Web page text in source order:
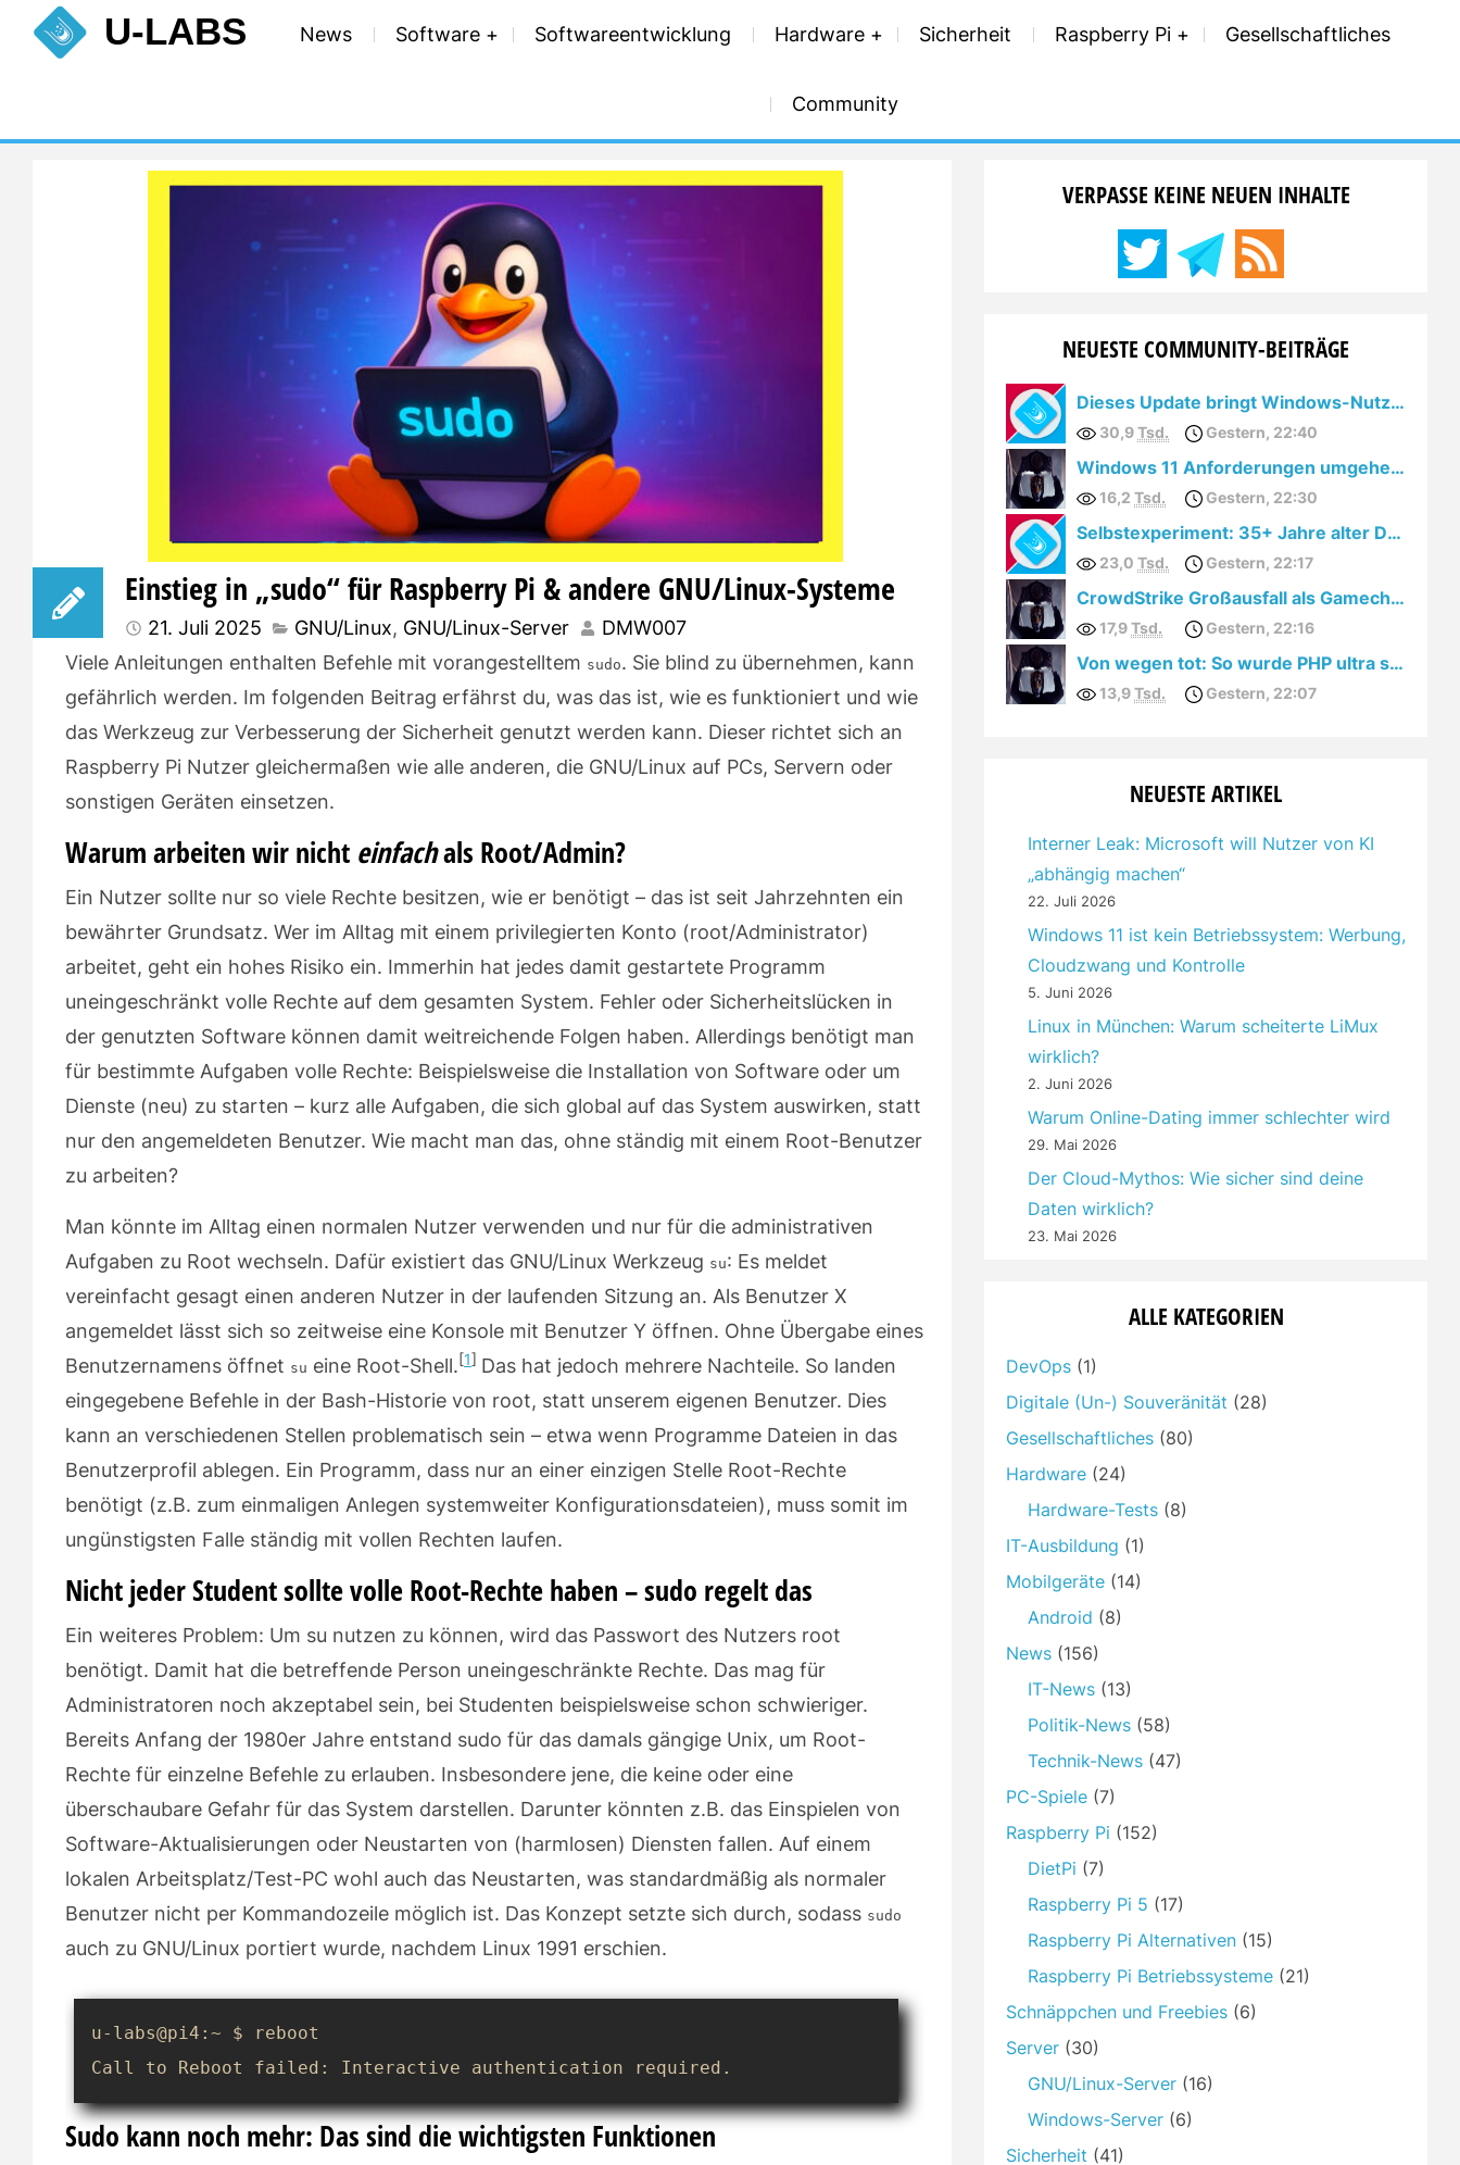
U-LABS News Software Softwareentwicklung Hardware Sicherheit Raspberry Pi Gesellschaftliches
Community
Einstieg in „sudo“ für Raspberry Pi & andere GNU/Linux-Systeme
21. Juli 2025 GNU/Linux, GNU/Linux-Server
DMW007
Viele Anleitungen enthalten Befehle mit vorangestelltem sudo. Sie blind zu übernehmen, kann
gefährlich werden. Im folgenden Beitrag erfährst du, was das ist, wie es funktioniert und wie
das Werkzeug zur Verbesserung der Sicherheit genutzt werden kann. Dieser richtet sich an
Raspberry Pi Nutzer gleichermaßen wie alle anderen, die GNU/Linux auf PCs, Servern oder
sonstigen Geräten einsetzen.
Warum arbeiten wir nicht einfachals Root/Admin?
Ein Nutzer sollte nur so viele Rechte besitzen, wie er benötigt – das ist seit Jahrzehnten ein
bewährter Grundsatz. Wer im Alltag mit einem privilegierten Konto (root/Administrator)
arbeitet, geht ein hohes Risiko ein. Immerhin hat jedes damit gestartete Programm
uneingeschränkt volle Rechte auf dem gesamten System. Fehler oder Sicherheitslücken in
der genutzten Software können damit weitreichende Folgen haben. Allerdings benötigt man
für bestimmte Aufgaben volle Rechte: Beispielsweise die Installation von Software oder um
Dienste (neu) zu starten – kurz alle Aufgaben, die sich global auf das System auswirken, statt
nur den angemeldeten Benutzer. Wie macht man das, ohne ständig mit einem Root-Benutzer
zu arbeiten?
Man könnte im Alltag einen normalen Nutzer verwenden und nur für die administrativen
Aufgaben zu Root wechseln. Dafür existiert das GNU/Linux Werkzeug su: Es meldet
vereinfacht gesagt einen anderen Nutzer in der laufenden Sitzung an. Als Benutzer X
angemeldet lässt sich so zeitweise eine Konsole mit Benutzer Y öffnen. Ohne Übergabe eines
Benutzernamens öffnet su eine Root-Shell. 1
Das hat jedoch mehrere Nachteile. So landen
eingegebene Befehle in der Bash-Historie von root, statt unserem eigenen Benutzer. Dies
kann an verschiedenen Stellen problematisch sein – etwa wenn Programme Dateien in das
Benutzerprofil ablegen. Ein Programm, dass nur an einer einzigen Stelle Root-Rechte
benötigt (z.B. zum einmaligen Anlegen systemweiter Konfigurationsdateien), muss somit im
ungünstigsten Falle ständig mit vollen Rechten laufen.
Nicht jeder Student sollte volle Root-Rechte haben – sudo regelt das
Ein weiteres Problem: Um su nutzen zu können, wird das Passwort des Nutzers root
benötigt. Damit hat die betreffende Person uneingeschränkte Rechte. Das mag für
Administratoren noch akzeptabel sein, bei Studenten beispielsweise schon schwieriger.
Bereits Anfang der 1980er Jahre entstand sudo für das damals gängige Unix, um Root-
Rechte für einzelne Befehle zu erlauben. Insbesondere jene, die keine oder eine
überschaubare Gefahr für das System darstellen. Darunter könnten z.B. das Einspielen von
Software-Aktualisierungen oder Neustarten von (harmlosen) Diensten fallen. Auf einem
lokalen Arbeitsplatz/Test-PC wohl auch das Neustarten, was standardmäßig als normaler
Benutzer nicht per Kommandozeile möglich ist. Das Konzept setzte sich durch, sodass sudo
auch zu GNU/Linux portiert wurde, nachdem Linux 1991 erschien.
u-labs@pi4:~ $ reboot
Call to Reboot failed: Interactive authentication required.
Sudo kann noch mehr: Das sind die wichtigsten Funktionen
VERPASSE KEINE NEUEN INHALTE
NEUESTE COMMUNITY-BEITRÄGE
Dieses Update bringt Windows-Nutzern den totalen Cloudzwang
30,9Tsd. Gestern, 22:40
Windows 11 Anforderungen umgehen: YouTube löscht Videos
16,2 Tsd. Gestern, 22:30
Selbstexperiment: 35+ Jahre alter Drucker unter Windows 10
23,0 Tsd. Gestern, 22:17
CrowdStrike Großausfall als Gamechanger für GNU/Linux Spieler?
17,9Tsd. Gestern, 22:16
Von wegen tot: So wurde PHP ultra schnell!
13,9Tsd. Gestern, 22:07
NEUESTE ARTIKEL
Interner Leak: Microsoft will Nutzer von KI
„abhängig machen“
22. Juli 2026
Windows 11 ist kein Betriebssystem: Werbung,
Cloudzwang und Kontrolle
5. Juni 2026
Linux in München: Warum scheiterte LiMux
wirklich?
2. Juni 2026
Warum Online-Dating immer schlechter wird
29. Mai 2026
Der Cloud-Mythos: Wie sicher sind deine
Daten wirklich?
23. Mai 2026
ALLE KATEGORIEN
DevOps (1)
Digitale (Un-) Souveränität (28)
Gesellschaftliches (80)
Hardware (24)
Hardware-Tests (8)
IT-Ausbildung (1)
Mobilgeräte (14)
Android (8)
News (156)
IT-News (13)
Politik-News (58)
Technik-News (47)
PC-Spiele (7)
Raspberry Pi (152)
DietPi (7)
Raspberry Pi 5 (17)
Raspberry Pi Alternativen (15)
Raspberry Pi Betriebssysteme (21)
Schnäppchen und Freebies (6)
Server (30)
GNU/Linux-Server (16)
Windows-Server (6)
Sicherheit (41)